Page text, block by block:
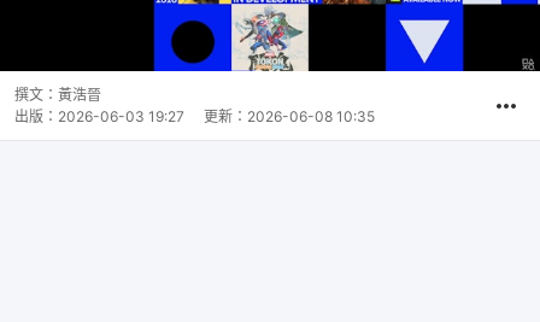
撰文： 黃浩晉
出版： 2026-06-03 19:27 更新： 2026-06-08 10:35